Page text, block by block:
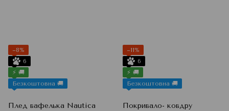
−8%
6
⚡ 🚚
Безкоштовна 🚚
Плед вафелька Nautica
−11%
6
⚡ 🚚
Безкоштовна 🚚
Покривало- ковдру